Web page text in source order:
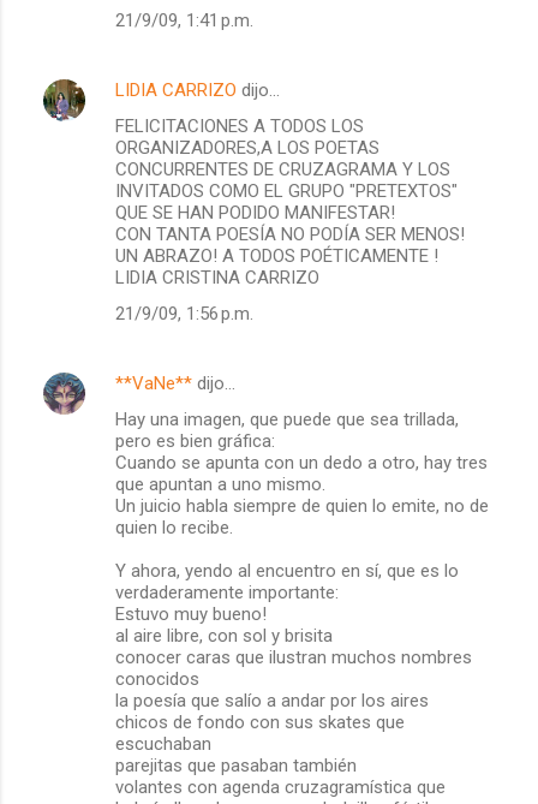
21/9/09, 1:41 p.m.
LIDIA CARRIZO dijo…
FELICITACIONES A TODOS LOS
ORGANIZADORES,A LOS POETAS
CONCURRENTES DE CRUZAGRAMA Y LOS
INVITADOS COMO EL GRUPO "PRETEXTOS"
QUE SE HAN PODIDO MANIFESTAR!
CON TANTA POESÍA NO PODÍA SER MENOS!
UN ABRAZO! A TODOS POÉTICAMENTE !
LIDIA CRISTINA CARRIZO
21/9/09, 1:56 p.m.
**VaNe** dijo…
Hay una imagen, que puede que sea trillada,
pero es bien gráfica:
Cuando se apunta con un dedo a otro, hay tres
que apuntan a uno mismo.
Un juicio habla siempre de quien lo emite, no de
quien lo recibe.
Y ahora, yendo al encuentro en sí, que es lo
verdaderamente importante:
Estuvo muy bueno!
al aire libre, con sol y brisita
conocer caras que ilustran muchos nombres
conocidos
la poesía que salío a andar por los aires
chicos de fondo con sus skates que
escuchaban
parejitas que pasaban también
volantes con agenda cruzagramística que